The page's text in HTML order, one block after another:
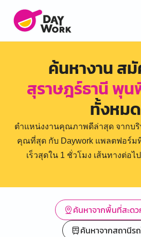
ค้นหางาน ส
สุราษฎร์ธานี พุน
ทั้งหมด
ตำแหน่งงานคุณภาพดีล่าสุด จากบ
คุณที่สุด กับ Daywork แพลตฟอร์ม
เร็วสุดใน 1 ชั่วโมง เส้นทางต่อ
ค้นหาจากพื้นที่สะด
ค้นหาจากสถานีร